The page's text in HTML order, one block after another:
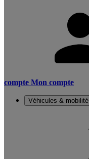
compte Mon compte
Véhicules & mobilité